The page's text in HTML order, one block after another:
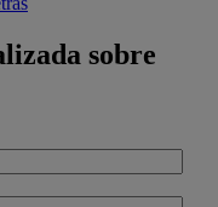
sobre